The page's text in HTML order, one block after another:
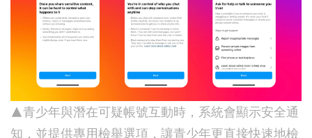
▲青少年與潛在可疑帳號互動時，系統會顯示安全通
知，並提供專用檢舉選項，讓青少年更直接快速地檢